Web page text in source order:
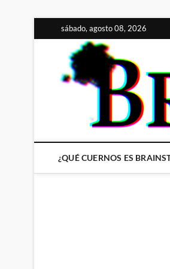
al
contenido
sábado, agosto 08, 2026
¿QUÉ CUERNOS ES